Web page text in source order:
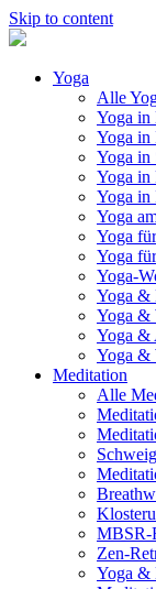
Skip to content
Yoga
Alle
Yoga in
Yoga in
Yoga in
Yoga in
Yoga in
Yoga
Yoga
Yoga
Yoga-
Yoga &
Yoga &
Yoga &
Yoga &
Meditation
Alle
MBSR-
Zen-
Yoga &